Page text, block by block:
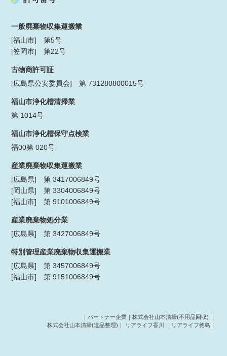
一般廃棄物収集運搬業
[福山市] 第5号
[笠岡市] 第22号
古物商許可証
[広島県公安委員会] 第 731280800015号
福山市浄化槽清掃業
第 1014号
福山市浄化槽保守点検業
福00第 020号
産業廃棄物収集運搬業
[広島県] 第 3417006849号
[岡山県] 第 3304006849号
[福山市] 第 9101006849号
産業廃棄物処分業
[広島県] 第 3427006849号
特別管理産業廃棄物収集運搬業
[広島県] 第 3457006849号
[福山市] 第 9151006849号
｜パートナー企業｜ 株式会社山本清掃(不用品回収) ｜
株式会社山本清掃(遺品整理) ｜ リアライフ香川 ｜ リアライフ徳島 ｜